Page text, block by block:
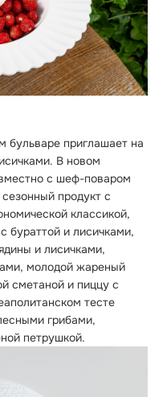
бульваре приглашает на
В новом
с шеф-поваром
продукт с
классикой,
бураттой и лисичками,
и лисичками,
молодой жареный
сметаной и пиццу с
тесте
грибами,
петрушкой.